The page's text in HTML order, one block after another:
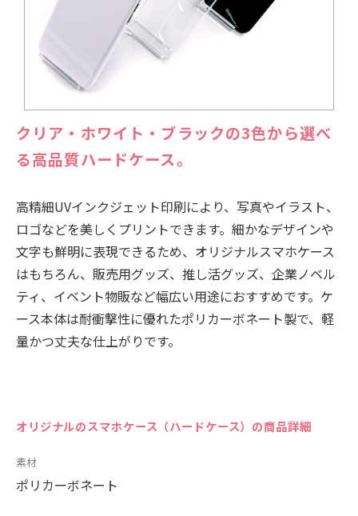
クリア・ホワイト・ブラックの3色から選べ
る高品質ハードケース。
高精細UVインクジェット印刷により、写真やイラスト、
ロゴなどを美しくプリントできます。細かなデザインや
文字も鮮明に表現できるため、オリジナルスマホケース
はもちろん、販売用グッズ、推し活グッズ、企業ノベル
ティ、イベント物販など幅広い用途におすすめです。ケ
ース本体は耐衝撃性に優れたポリカーボネート製で、軽
量かつ丈夫な仕上がりです。
オリジナルのスマホケース（ハードケース）の商品詳細
素材
ポリカーボネート